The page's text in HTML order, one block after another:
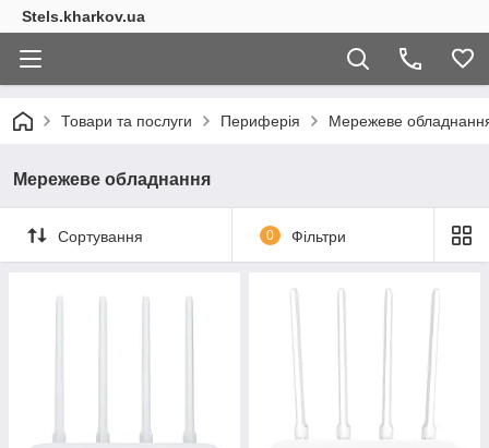
Stels.kharkov.ua
Товари та послуги Периферія Мережеве
Мережеве обладнання
Сортування 0 Фільтри